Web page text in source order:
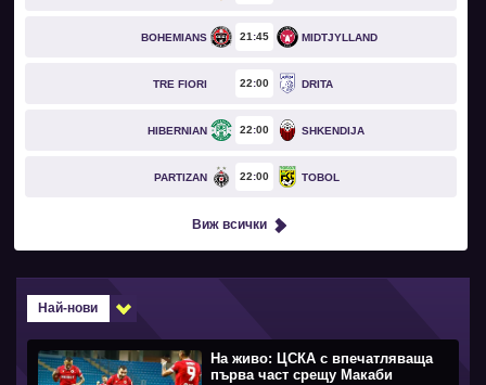
BOHEMIANS 21 45 MIDTJYLLAND
TRE FIORI 22 00 DRITA
HIBERNIAN 22 00 SHKENDIJA
PARTIZAN 22 00 TOBOL
Виж всички
Най-нови
На живо: ЦСКА с впечатляваща
първа част срещу Макаби